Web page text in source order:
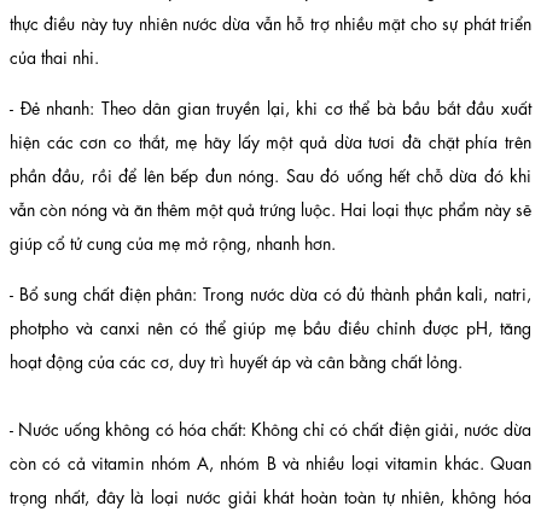
thực điều này tuy nhiên nước dừa vẫn hỗ trợ nhiều mặt cho sự phát triển
của thai nhi.
- Đẻ nhanh: Theo dân gian truyền lại, khi cơ thể bà bầu bắt đầu xuất
hiện các cơn co thắt, mẹ hãy lấy một quả dừa tươi đã chặt phía trên
phần đầu, rồi để lên bếp đun nóng. Sau đó uống hết chỗ dừa đó khi
vẫn còn nóng và ăn thêm một quả trứng luộc. Hai loại thực phẩm này sẽ
giúp cổ tử cung của mẹ mở rộng, nhanh hơn.
- Bổ sung chất điện phân: Trong nước dừa có đủ thành phần kali, natri,
photpho và canxi nên có thể giúp mẹ bầu điều chỉnh được pH, tăng
hoạt động của các cơ, duy trì huyết áp và cân bằng chất lỏng.
- Nước uống không có hóa chất: Không chỉ có chất điện giải, nước dừa
còn có cả vitamin nhóm A, nhóm B và nhiều loại vitamin khác. Quan
trọng nhất, đây là loại nước giải khát hoàn toàn tự nhiên, không hóa